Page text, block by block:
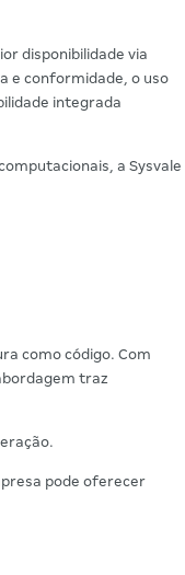
disponibilidade via
e conformidade, o uso
integrada
a Sysvale
como código. Com
traz
pode oferecer